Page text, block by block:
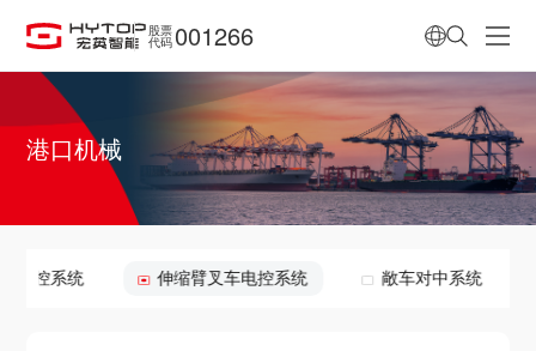
股票
代码 001266
港口机械
电控系统 伸缩臂叉车电控系统 敞车对中系统